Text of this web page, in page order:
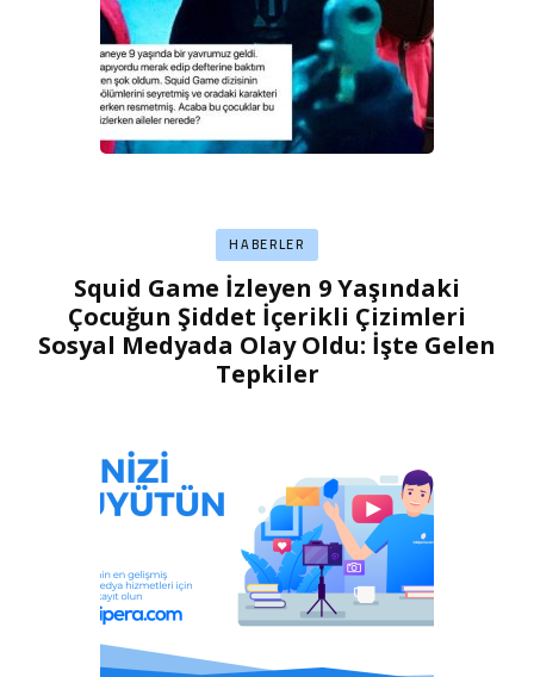
HABERLER
Squid Game İzleyen 9 Yaşındaki
Çocuğun Şiddet İçerikli Çizimleri
Sosyal Medyada Olay Oldu: İşte Gelen
Tepkiler